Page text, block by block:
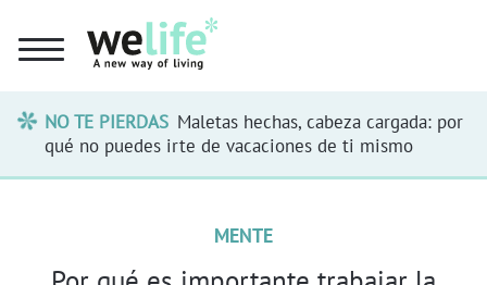
NO TE PIERDAS Maletas hechas, cabeza cargada: por
qué no puedes irte de vacaciones de ti mismo
MENTE